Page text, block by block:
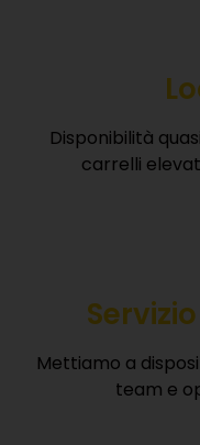
Disponibilità
carrelli
Mettiamo a
team e